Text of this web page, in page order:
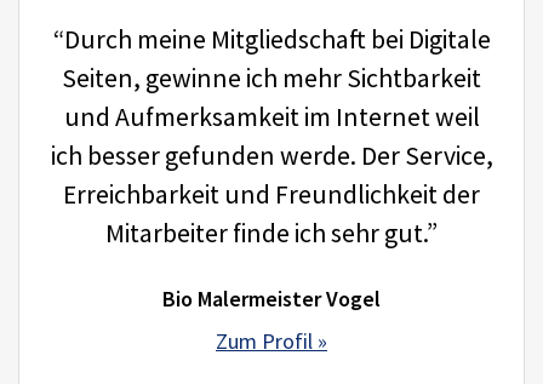
“Durch meine Mitgliedschaft bei Digitale
Seiten, gewinne ich mehr Sichtbarkeit
und Aufmerksamkeit im Internet weil
ich besser gefunden werde. Der Service,
Erreichbarkeit und Freundlichkeit der
Mitarbeiter finde ich sehr gut.”
Bio Malermeister Vogel
Zum Profil »